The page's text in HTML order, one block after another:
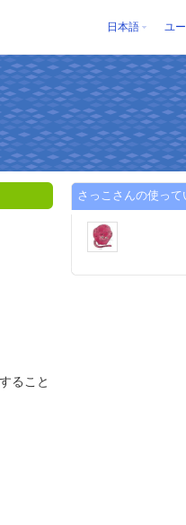
日本語 ユ
ること
さっこさんの使って